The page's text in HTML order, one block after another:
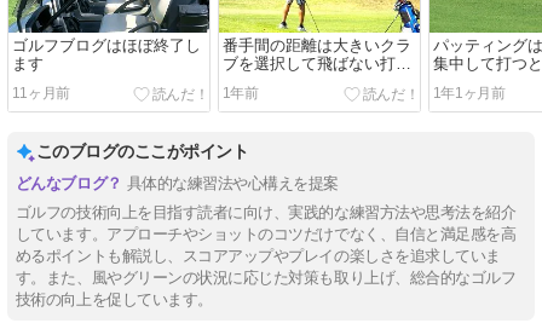
ゴルフブログはほぼ終了し
ます
11ヶ月前
番手間の距離は大きいクラ
ブを選択して飛ばない打ち
方をする
1年前
パッティング
集中して打つ
1年1ヶ月前
このブログのここがポイント
具体的な練習法や心構えを提案
ゴルフの技術向上を目指す読者に向け、実践的な練習方法や思考法を紹介
しています。アプローチやショットのコツだけでなく、自信と満足感を高
めるポイントも解説し、スコアアップやプレイの楽しさを追求していま
す。また、風やグリーンの状況に応じた対策も取り上げ、総合的なゴルフ
技術の向上を促しています。